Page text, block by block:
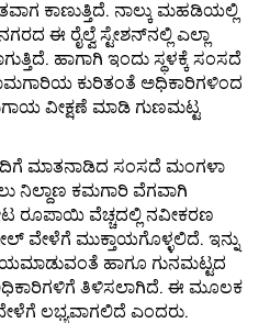
ಕಾಣುತ್ತಿದೆ. ನಾಲ್ಕು ಮಹಡಿಯಲ್ಲಿ
ಈ ರೈಲ್ವೆ ಸ್ಟೇಶನ್‍ನಲ್ಲಿ ಎಲ್ಲಾ
ಹಾಗಾಗಿ ಇಂದು ಸ್ಥಳಕ್ಕೆ ಸಂಸದೆ
ಕುರಿತಂತೆ ಅಧಿಕಾರಿಗಳಿಂದ
ವೀಕ್ಷಣೆ ಮಾಡಿ ಗುಣಮಟ್ಟ
ಮಾತನಾಡಿದ ಸಂಸದೆ ಮಂಗಳಾ
ನಿಲ್ದಾಣ ಕಮಗಾರಿ ವೆಗವಾಗಿ
ರೂಪಾಯಿ ವೆಚ್ಚದಲ್ಲಿ ನವೀಕರಣ
ವೇಳೆಗೆ ಮುಕ್ತಾಯಗೊಳ್ಳಲಿದೆ. ಇನ್ನು
ಹಾಗೂ ಗುನಮಟ್ಟದ
ತಿಳಿಸಲಾಗಿದೆ. ಈ ಮೂಲಕ
ಲಭ್ಯವಾಗಲಿದೆ ಎಂದರು.